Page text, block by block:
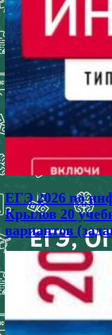
ЕГЭ 2026 по
Крылов 20
вариантов